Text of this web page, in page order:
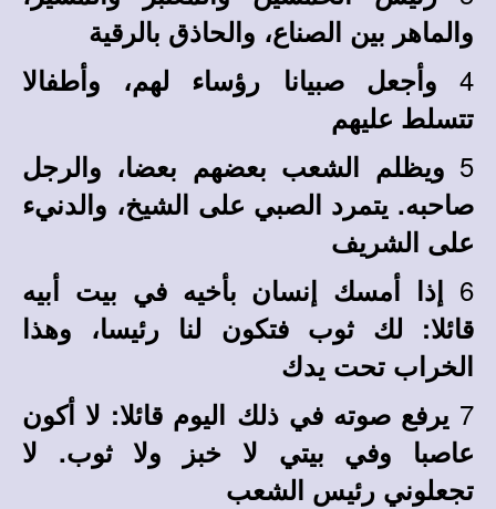
والماهر بين الصناع، والحاذق بالرقية
4
وأجعل صبيانا رؤساء لهم، وأطفالا
تتسلط عليهم
5 ويظلم الشعب بعضهم بعضا، والرجل
صاحبه. يتمرد الصبي على الشيخ، والدنيء
على الشريف
6 إذا أمسك إنسان بأخيه في بيت أبيه
قائلا: لك ثوب فتكون لنا رئيسا، وهذا
الخراب تحت يدك
7 يرفع صوته في ذلك اليوم قائلا: لا أكون
عاصبا وفي بيتي لا خبز ولا ثوب. لا
تجعلوني رئيس الشعب